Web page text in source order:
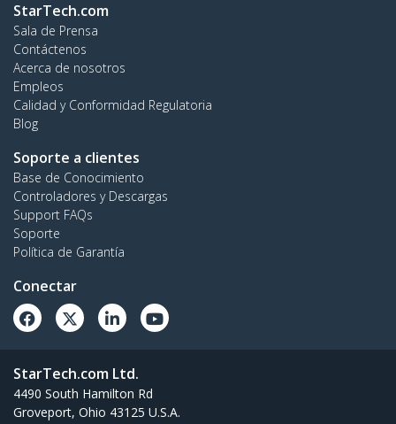
StarTech.com
Sala de Prensa
Contáctenos
Acerca de nosotros
Empleos
Calidad y Conformidad Regulatoria
Blog
Soporte a clientes
Base de Conocimiento
Controladores y Descargas
Support FAQs
Soporte
Política de Garantía
Conectar
StarTech.com Ltd.
4490 South Hamilton Rd
Groveport, Ohio 43125 U.S.A.